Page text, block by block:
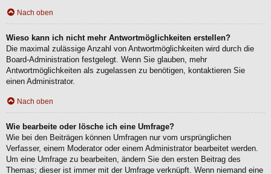
Nach oben
Wieso kann ich nicht mehr Antwortmöglichkeiten erstellen?
Die maximal zulässige Anzahl von Antwortmöglichkeiten wird durch die
Board-Administration festgelegt. Wenn Sie glauben, mehr
Antwortmöglichkeiten als zugelassen zu benötigen, kontaktieren Sie
einen Administrator.
Nach oben
Wie bearbeite oder lösche ich eine Umfrage?
Wie bei den Beiträgen können Umfragen nur vom ursprünglichen
Verfasser, einem Moderator oder einem Administrator bearbeitet werden.
Um eine Umfrage zu bearbeiten, ändern Sie den ersten Beitrag des
Themas; dieser ist immer mit der Umfrage verknüpft. Wenn niemand eine